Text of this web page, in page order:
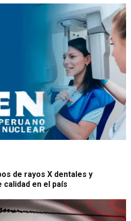
de rayos X dentales y
en el país